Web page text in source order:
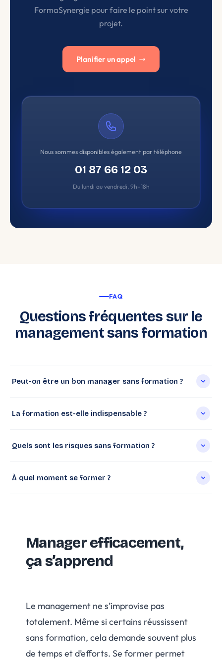
FormaSynergie pour faire le point sur votre
projet.
Planifier un appel
Nous sommes disponibles également par téléphone
01 87 66 12 03
Du lundi au vendredi, 9h–18h
FAQ
Questions fréquentes sur le
management sans formation
Peut-on être un bon manager sans formation ?
La formation est-elle indispensable ?
Quels sont les risques sans formation ?
À quel moment se former ?
Manager efficacement,
ça s’apprend
Le management ne s’improvise pas
totalement. Même si certains réussissent
sans formation, cela demande souvent plus
de temps et d’efforts. Se former permet